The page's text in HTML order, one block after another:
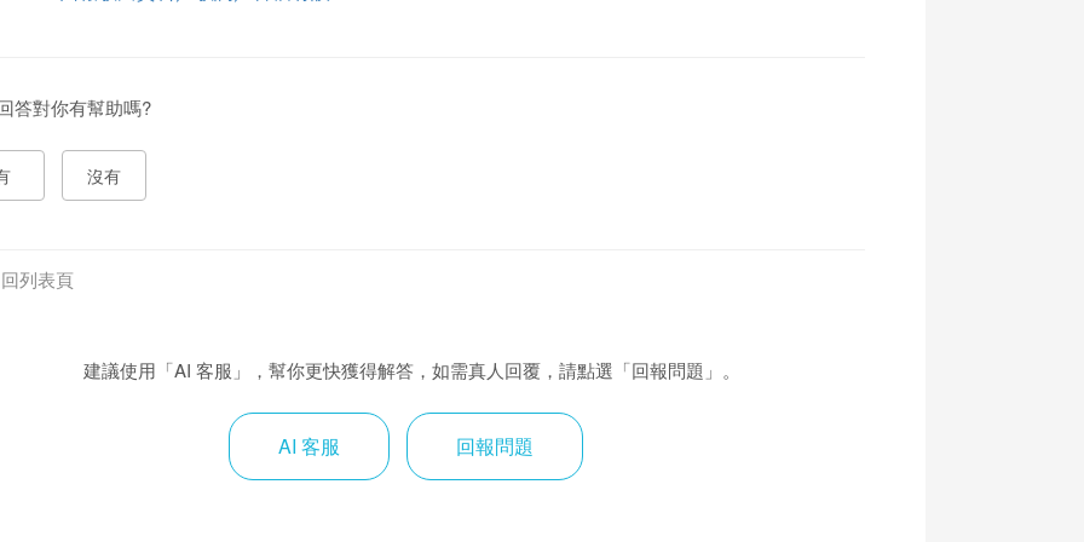
答對你有幫助嗎?
沒有
列表頁
建議使用「AI 客服」，幫你更快獲得解答，如需真人回覆，請點選「回報問題」。
AI 客服 回報問題